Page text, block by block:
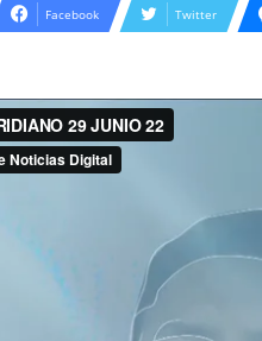
Facebook Twitter